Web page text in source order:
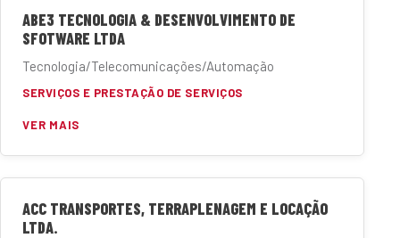
ABE3 TECNOLOGIA & DESENVOLVIMENTO DE
SFOTWARE LTDA
Tecnologia/Telecomunicações/Automação
SERVIÇOS E PRESTAÇÃO DE SERVIÇOS
VER MAIS
ACC TRANSPORTES, TERRAPLENAGEM E LOCAÇÃO
LTDA.